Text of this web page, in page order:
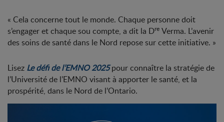
« Cela concerne tout le monde. Chaque personne doit
s’engager et chaque sou compte, a dit la Dre Verma. L’avenir
des soins de santé dans le Nord repose sur cette initiative. »
Lisez Le défi de l’EMNO 2025pour connaître la stratégie de
l’Université de l’EMNO visant à apporter le santé, et la
prospérité, dans le Nord de l’Ontario.